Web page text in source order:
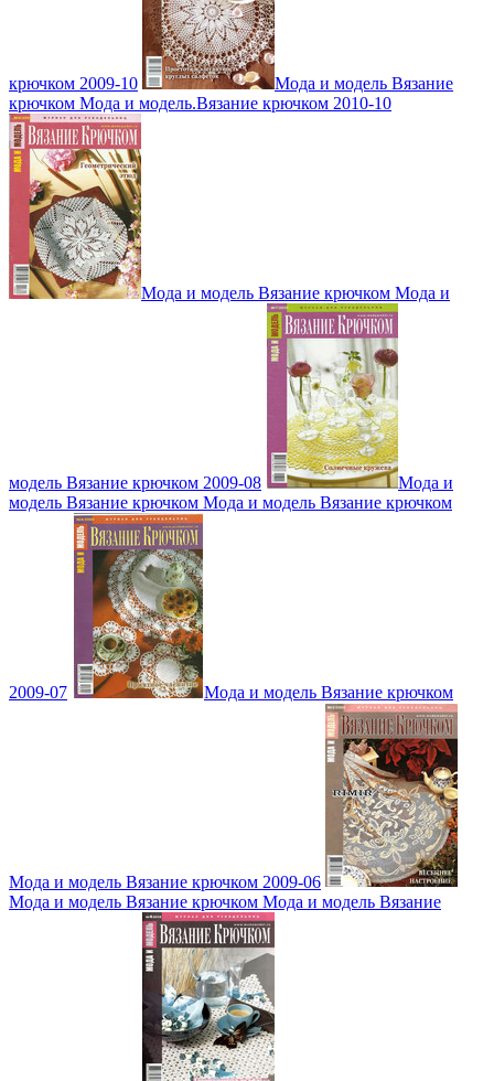
крючком 2009-10
Мода и модель Вязание
крючком Мода и модель.Вязание крючком 2010-10
Мода и модель Вязание крючком Мода и
модель Вязание крючком 2009-08
Мода и
модель Вязание крючком Мода и модель Вязание крючком
2009-07 Мода и модель Вязание крючком
Мода и модель Вязание крючком 2009-06
Мода и модель Вязание крючком Мода и модель Вязание